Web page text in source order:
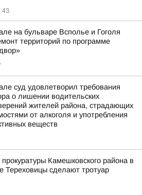
на бульваре Всполье и Гоголя
территорий по программе
суд удовлетворил требования
о лишении водительских
жителей района, страдающих
от алкоголя и употребления
веществ
прокуратуры Камешковского района в
Тереховицы сделают тротуар